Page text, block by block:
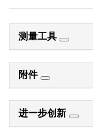
测量工具
附件
进一步创新